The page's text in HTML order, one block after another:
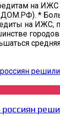
на ИЖС
ДОМ.РФ). *
на ИЖС,